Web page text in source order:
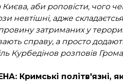
Києва, аби роповісти, чого
невтішні, адже
затриманих у
справу, а просто
Курбедінов розповів
: Кримські політв'язні,